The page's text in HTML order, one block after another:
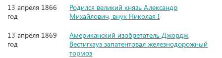
13 апреля 1866
год
Родился великий князь Александр
Михайлович, внук Николая I
13 апреля 1869
год
Американский изобретатель Джордж
Вестигхауз запатентовал железнодорожный
тормоз